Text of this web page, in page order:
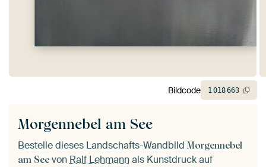
Morgennebel am See
Bestelle dieses Landschafts-Wandbild Morgennebel
am See vonRalf Lehmannals Kunstdruck auf
Bildcode 1018663